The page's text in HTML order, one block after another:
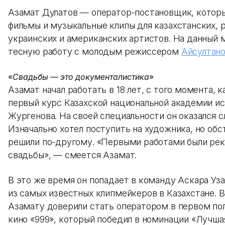
Азамат Дулатов — оператор-постановщик,
фильмы и музыкальные клипы для казахстанских,
украинских и американских артистов. На данный
тесную работу с молодым режиссером
«Свадьбы — это документалистика»
Азамат начал работать в 18 лет, с того момента,
первый курс Казахской национальной академии
Жургенова. На своей специальности он оказался
Изначально хотел поступить на художника, но
решили по-другому. «Первыми работами были
свадьбы», — смеется Азамат.
В это же время он попадает в команду Аскара
из самых известных клипмейкеров в Казахстане.
Азамату доверили стать оператором в первом
кино «999», который победил в номинации